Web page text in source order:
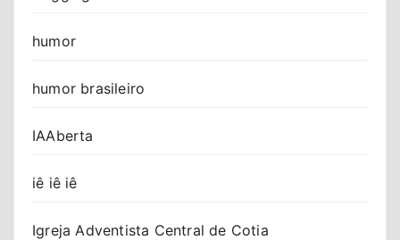
humor
humor brasileiro
IAAberta
iê iê iê
Igreja Adventista Central de Cotia